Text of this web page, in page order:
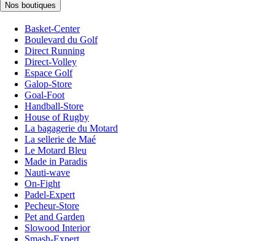
Nos boutiques
Basket-Center
Boulevard du Golf
Direct Running
Direct-Volley
Espace Golf
Galop-Store
Goal-Foot
Handball-Store
House of Rugby
La bagagerie du Motard
La sellerie de Maé
Le Motard Bleu
Made in Paradis
Nauti-wave
On-Fight
Padel-Expert
Pecheur-Store
Pet and Garden
Slowood Interior
Smash-Expert